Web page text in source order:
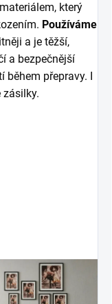
který
Používáme
a je těžší,
a bezpečnější
během přepravy. I
zásilky.